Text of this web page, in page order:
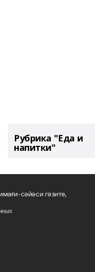
Рубрика "Еда и
напитки"
сәйәси гәзите,